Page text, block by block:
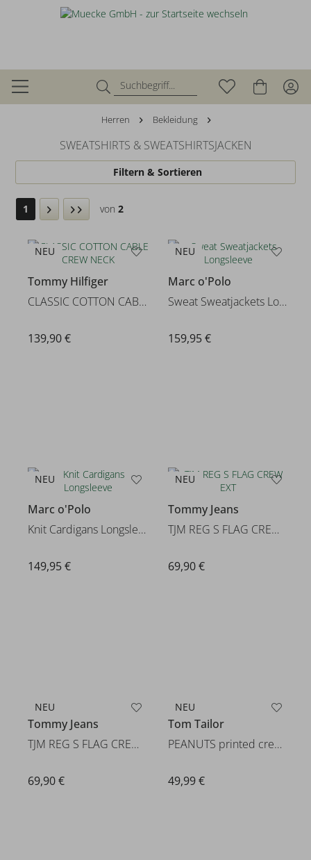
Herren Bekleidung
SWEATSHIRTS & SWEATSHIRTSJACKEN
Filtern & Sortieren
1 von2
NEU
Tommy Hilfiger
CLASSIC COTTON CABLE CREW NECK
139,90 €
NEU
Marc o'Polo
Sweat Sweatjackets Longsleeve
159,95 €
NEU
Marc o'Polo
Knit Cardigans Longsleeve
149,95 €
NEU
Tommy Jeans
TJM REG S FLAG CREW EXT
69,90 €
NEU
Tommy Jeans
TJM REG S FLAG CREW EXT
69,90 €
NEU
Tom Tailor